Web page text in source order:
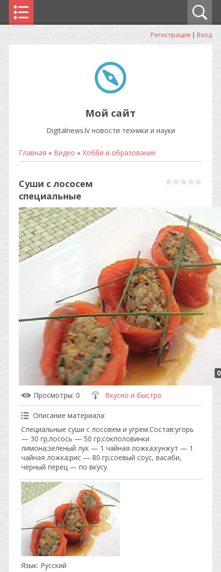
Регистрация | Вход
Мой сайт
Digitalnews.lv новости техники и науки
Главная » Видео » Хобби и образование
Суши с лососем
специальные
Просмотры: 0 Вкусно и быстро
Описание материала:
Специальные суши с лосовем и угрем.Состав:угорь
— 30 гр;лосось — 50 гр;сокполовинки
лимона;зеленый лук — 1 чайная ложка;кунжут — 1
чайная ложка;рис — 80 гр;соевый соус, васаби,
черный перец — по вкусу.
Язык: Русский